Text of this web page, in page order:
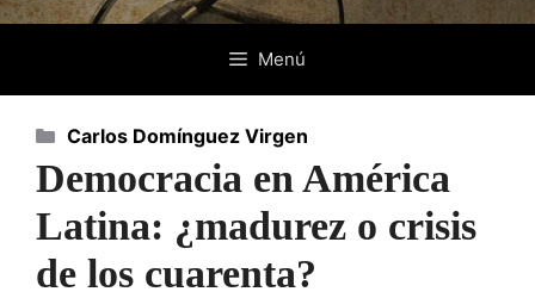
Menú
Democracia en América
Latina: ¿madurez o crisis
de los cuarenta?
Categorías
Carlos Domínguez Virgen